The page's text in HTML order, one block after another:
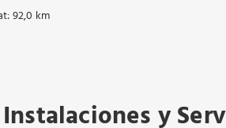
92,0 km
Instalaciones y